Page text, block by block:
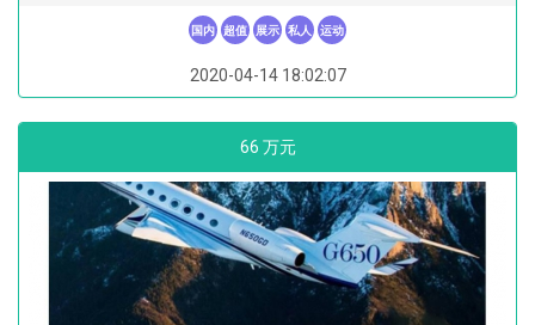
国内 超值 展示 私人 运动
2020-04-14 18:02:07
66 万元